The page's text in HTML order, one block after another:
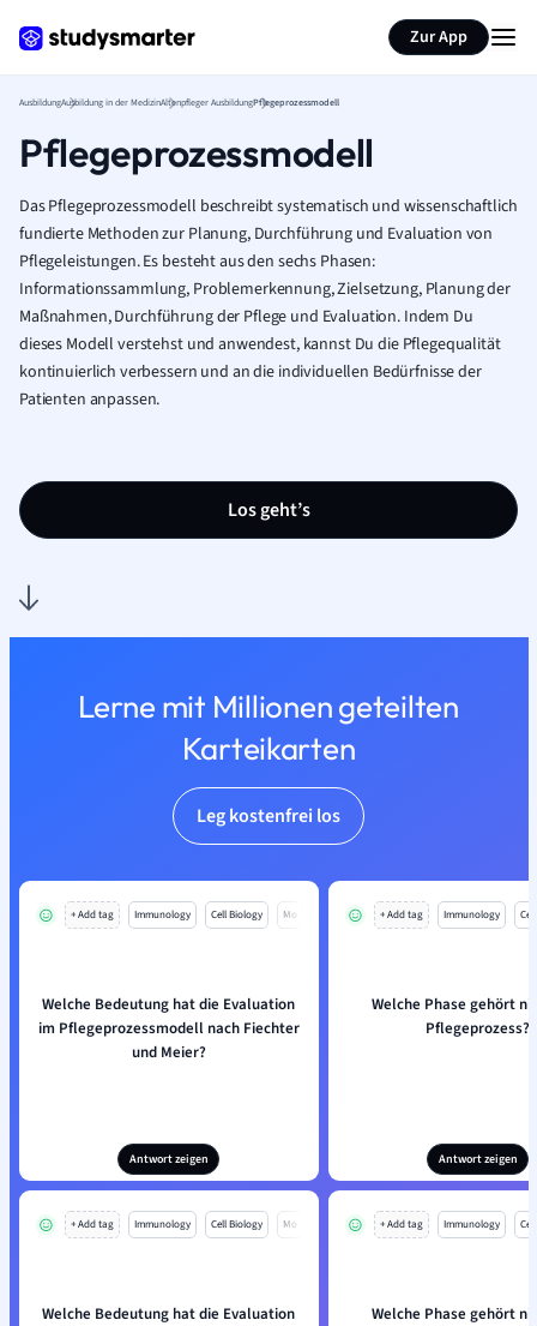
Zur App
AusbildungAusbildung in der MedizinAltenpfleger AusbildungPflegeprozessmodell
Pflegeprozessmodell
Das Pflegeprozessmodell beschreibt systematisch und wissenschaftlich
fundierte Methoden zur Planung, Durchführung und Evaluation von
Pflegeleistungen. Es besteht aus den sechs Phasen:
Informationssammlung, Problemerkennung, Zielsetzung, Planung der
Maßnahmen, Durchführung der Pflege und Evaluation. Indem Du
dieses Modell verstehst und anwendest, kannst Du die Pflegequalität
kontinuierlich verbessern und an die individuellen Bedürfnisse der
Patienten anpassen.
Los geht’s
Lerne mit Millionen geteilten
Karteikarten
Leg kostenfrei los
+ Add tag Immunology Cell Biology Mo
Welche Bedeutung hat die Evaluation
im Pflegeprozessmodell nach Fiechter
und Meier?
Antwort zeigen
+ Add tag Immunology
Welche Phase gehört
Pflegeprozess?
Antwort zeigen
+ Add tag Immunology Cell Biology Mo
Welche Bedeutung hat die Evaluation
+ Add tag Immunology
Welche Phase gehört